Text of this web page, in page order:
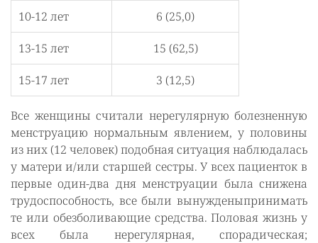
10-12 лет
6 (25,0)
13-15 лет 15 (62,5)
15-17 лет 3 (12,5)
Все женщины считали нерегулярную болезненную
менструацию нормальным явлением, у половины
из них (12 человек) подобная ситуация наблюдалась
у матери и/или старшей сестры. У всех пациенток в
первые один-два дня менструации была снижена
трудоспособность, все были вынужденыпринимать
те или обезболивающие средства. Половая жизнь у
всех была нерегулярная, спорадическая;